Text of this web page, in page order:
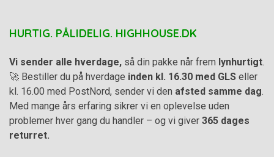
HURTIG. PÅLIDELIG. HIGHHOUSE.DK
Vi sender alle hverdage, så din pakke når frem lynhurtigt
🚀 Bestiller du på hverdage inden kl. 16.30 med GLS eller
kl. 16.00 med PostNord, sender vi den afsted samme dag
Med mange års erfaring sikrer vi en oplevelse uden
problemer hver gang du handler – og vi giver 365 dages
returret.